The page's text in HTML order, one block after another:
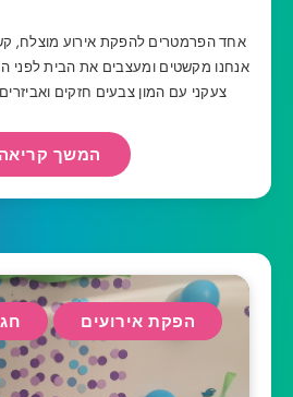
אחד הפרמטרים להפקת אירוע מוצלח,
אנחנו מקשטים ומעצבים את הבית לפני
צעקני עם המון צבעים חזקים
המשך קריאה
הפקת אירועים